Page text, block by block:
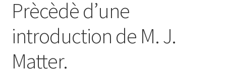
Prècèdè d’une
introduction de M. J.
Matter.